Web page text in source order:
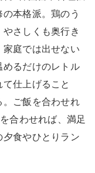
本格派。鶏のう
さしくも奥行き
庭では出せない
めるだけのレトル
仕上げること
。ご飯を合わせれ
合わせれば、満足
食やひとりラン